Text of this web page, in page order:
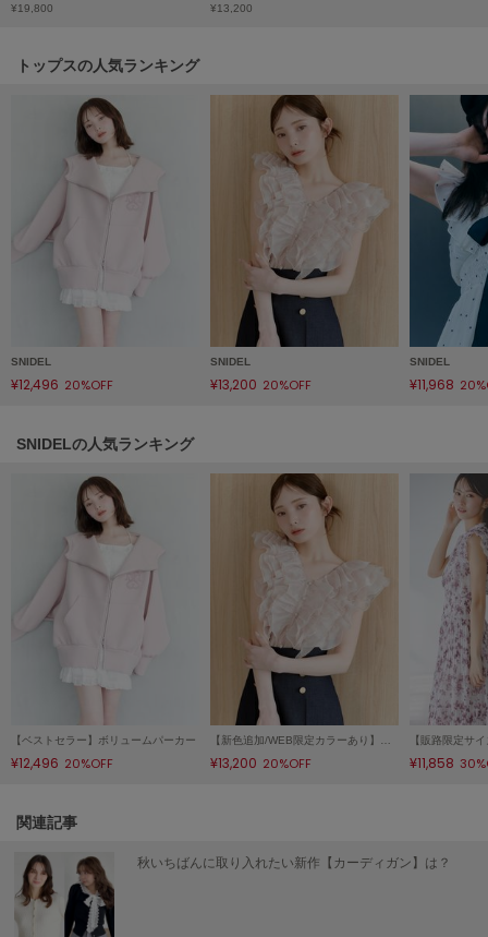
サンリオハウス
SESAME STREET MARKET
セサミストリートマーケット
シャカ
Sneakers by emmi
スノーピーク
SNIDEL
SNIDEL HOME
SOMEWHERE BUTTER.
サムウェアバター
SUICOKE
SUPERGA
swanë
スワネ
¥19,800
¥13,200
トップスの人気ランキング
SNIDEL
¥12,496 20%OFF
SNIDEL
¥13,200 20%OFF
SNIDEL
¥11,968
SNIDELの人気ランキング
【ベストセラー】ボリュームパーカー
¥12,496 20%OFF ¥13,200 20%OFF ¥11,858
関連記事
秋いちばんに取り入れたい新作【カーディガン】は？